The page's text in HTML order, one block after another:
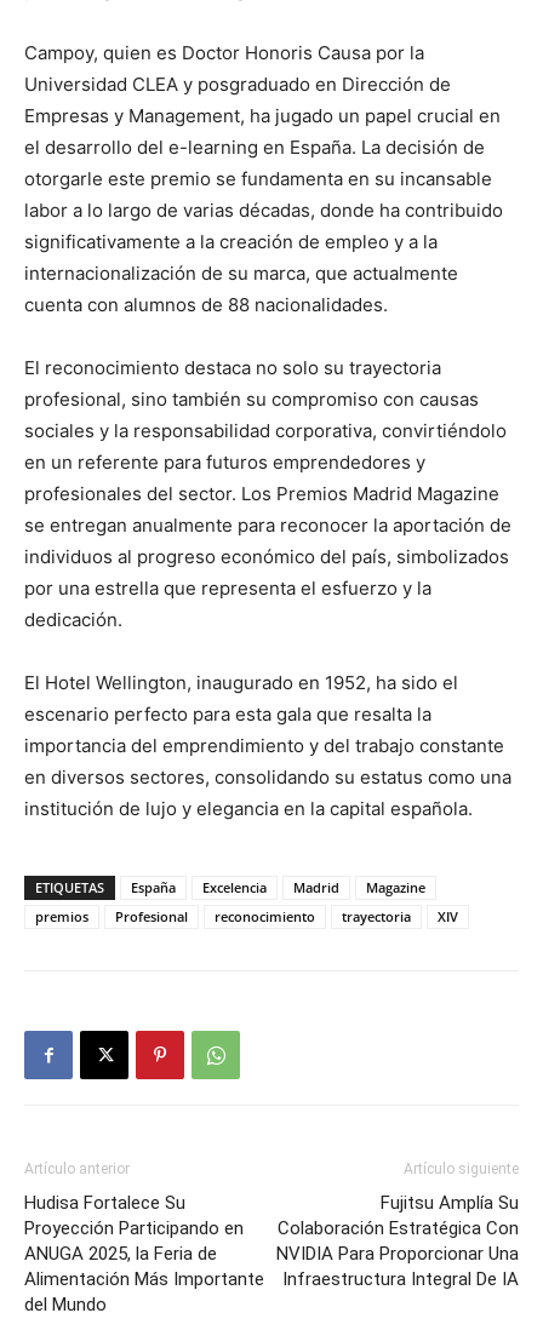
Campoy, quien es Doctor Honoris Causa por la
Universidad CLEA y posgraduado en Dirección de
Empresas y Management, ha jugado un papel crucial en
el desarrollo del e-learning en España. La decisión de
otorgarle este premio se fundamenta en su incansable
labor a lo largo de varias décadas, donde ha contribuido
significativamente a la creación de empleo y a la
internacionalización de su marca, que actualmente
cuenta con alumnos de 88 nacionalidades.
El reconocimiento destaca no solo su trayectoria
profesional, sino también su compromiso con causas
sociales y la responsabilidad corporativa, convirtiéndolo
en un referente para futuros emprendedores y
profesionales del sector. Los Premios Madrid Magazine
se entregan anualmente para reconocer la aportación de
individuos al progreso económico del país, simbolizados
por una estrella que representa el esfuerzo y la
dedicación.
El Hotel Wellington, inaugurado en 1952, ha sido el
escenario perfecto para esta gala que resalta la
importancia del emprendimiento y del trabajo constante
en diversos sectores, consolidando su estatus como una
institución de lujo y elegancia en la capital española.
ETIQUETAS España Excelencia Madrid
Magazine
premios
Profesional reconocimiento trayectoria XIV
Artículo anterior
Hudisa Fortalece Su
Proyección Participando en
ANUGA 2025, la Feria de
Alimentación Más Importante
del Mundo
Artículo siguiente
Fujitsu Amplía Su
Colaboración Estratégica Con
NVIDIA Para Proporcionar Una
Infraestructura Integral De IA